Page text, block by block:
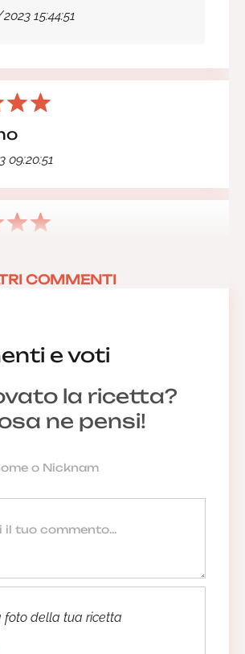
e voti
la ricetta?
ne pensi!
foto della tua ricetta
15:44:51
09:20:51
COMMENTI